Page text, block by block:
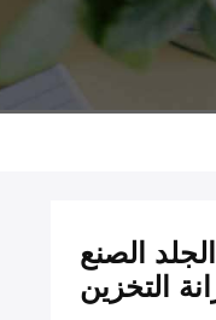
FB-1 منظم مجوهرات DIY وحداتي، E0 MDF PVC الجلد الصنع
التخزين